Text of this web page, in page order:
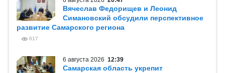
Вячеслав Федорищев и Леонид
Симановский обсудили перспективное
развитие Самарского региона
617
6 августа 2026 12:39
Самарская область укрепит